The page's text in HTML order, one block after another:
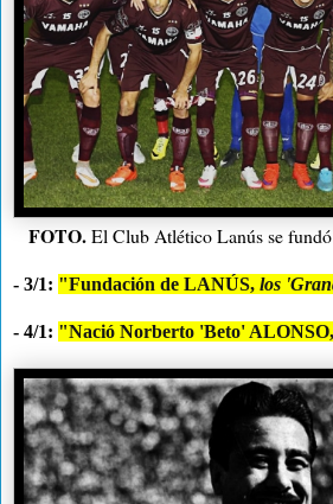
FOTO.El Club Atlético Lanús se
- 3/1: "Fundación de LANÚS, los
- 4/1: "Nació Norberto 'Beto'